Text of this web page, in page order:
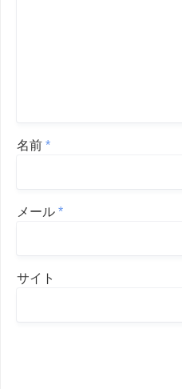
名前 *
メール *
サイト